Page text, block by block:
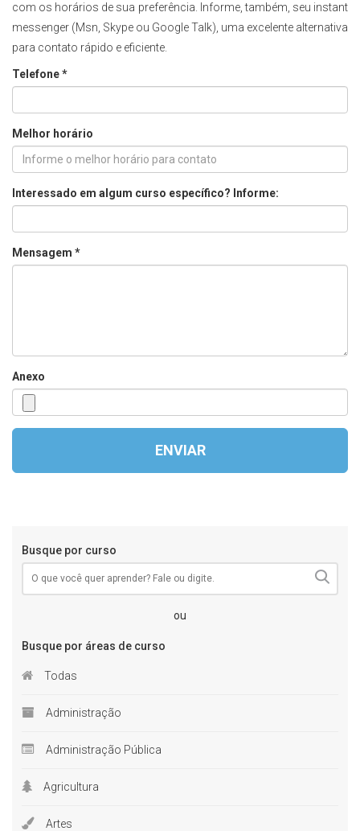
com os horários de sua preferência. Informe, também, seu instant
messenger (Msn, Skype ou Google Talk), uma excelente alternativa
para contato rápido e eficiente.
Telefone *
Melhor horário
Interessado em algum curso específico? Informe:
Mensagem *
Anexo
ENVIAR
Busque por curso
ou
Busque por áreas de curso
Todas
Administração
Administração Pública
Agricultura
Artes